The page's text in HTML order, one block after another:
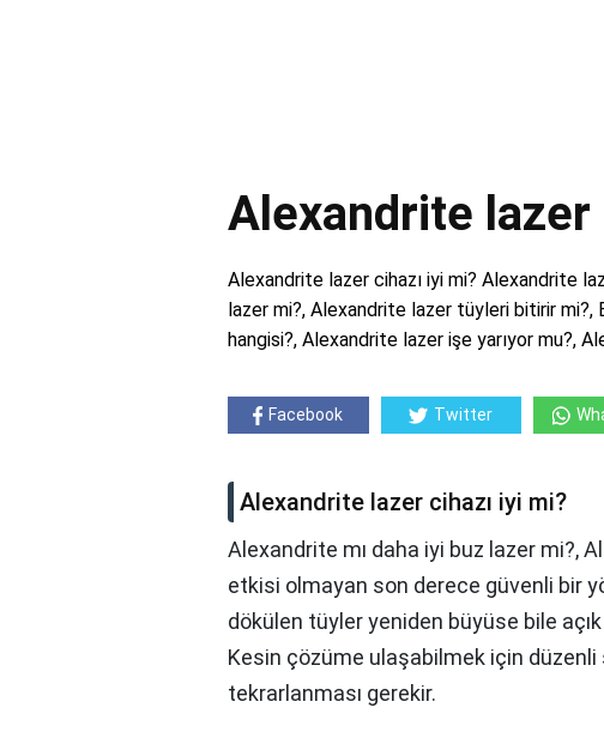
Alexandrite lazer
Alexandrite lazer cihazı iyi mi? Alexandrite
lazer mi?, Alexandrite lazer tüyleri bitirir mi?,
hangisi?, Alexandrite lazer işe yarıyor mu?,
Facebook Twitter
Alexandrite lazer cihazı iyi mi?
Alexandrite mı daha iyi buz lazer mi?,
etkisi olmayan son derece güvenli bir
dökülen tüyler yeniden büyüse bile
Kesin çözüme ulaşabilmek için düzenli
tekrarlanması gerekir.